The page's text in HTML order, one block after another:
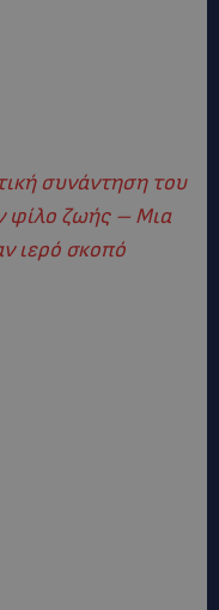
συνάντηση του
φίλο ζωής – Μια
ιερό σκοπό